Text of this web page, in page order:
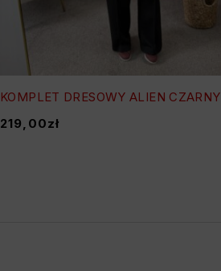
KOMPLET DRESOWY ALIEN CZARNY
219,00zł